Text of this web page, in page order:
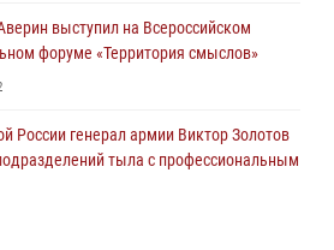
выступил на Всероссийском
форуме «Территория смыслов»
России генерал армии Виктор Золотов
тыла с профессиональным